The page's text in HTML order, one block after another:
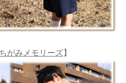
がみメモリーズ】